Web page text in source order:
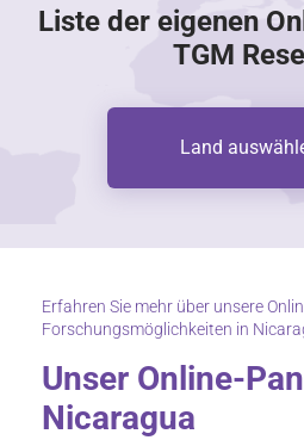
Liste der eigenen
TGM
Land
Erfahren Sie mehr über unsere
Forschungsmöglichkeiten in
Unser Online-
Nicaragua